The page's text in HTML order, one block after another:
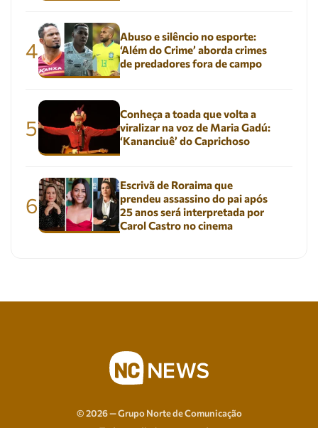
4
Abuso e silêncio no esporte:
‘Além do Crime’ aborda crimes
de predadores fora de campo
5
Conheça a toada que volta a
viralizar na voz de Maria Gadú:
‘Kananciuê’ do Caprichoso
6
Escrivã de Roraima que
prendeu assassino do pai após
25 anos será interpretada por
Carol Castro no cinema
© 2026 — Grupo Norte de Comunicação